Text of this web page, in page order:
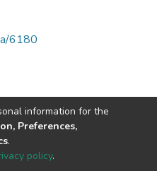
6180
© 2002-2026
information for the
Preferences,
.
policy.